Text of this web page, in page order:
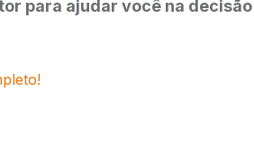
para ajudar você na